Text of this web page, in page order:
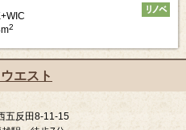
2
エスト
五反田8-11-15